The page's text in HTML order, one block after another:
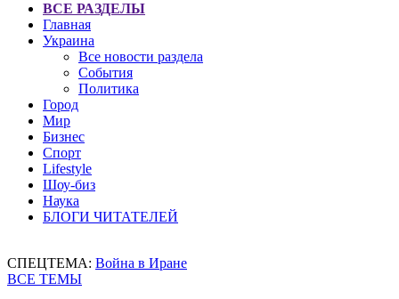
ВСЕ РАЗДЕЛЫ
Главная
Украина
Все новости раздела
События
Политика
Город
Мир
Бизнес
Спорт
Lifestyle
Шоу-биз
Наука
БЛОГИ ЧИТАТЕЛЕЙ
СПЕЦТЕМА: Война в Иране
ВСЕ ТЕМЫ